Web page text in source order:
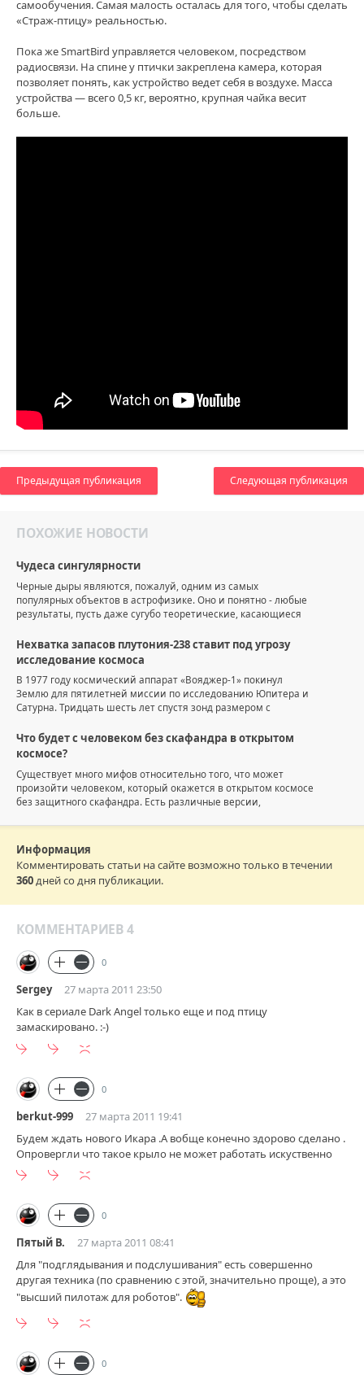
самообучения. Самая малость осталась для того, чтобы сделать
«Страж-птицу» реальностью.
Пока же SmartBird управляется человеком, посредством
радиосвязи. На спине у птички закреплена камера, которая
позволяет понять, как устройство ведет себя в воздухе. Масса
устройства — всего 0,5 кг, вероятно, крупная чайка весит
больше.
Предыдущая публикация Следующая публикация
ПОХОЖИЕ НОВОСТИ
Чудеса сингулярности
Черные дыры являются, пожалуй, одним из самых
популярных объектов в астрофизике. Оно и понятно - любые
результаты, пусть даже сугубо теоретические, касающиеся
Нехватка запасов плутония-238 ставит под угрозу
исследование космоса
В 1977 году космический аппарат «Вояджер-1» покинул
Землю для пятилетней миссии по исследованию Юпитера и
Сатурна. Тридцать шесть лет спустя зонд размером с
Что будет с человеком без скафандра в открытом
космосе?
Существует много мифов относительно того, что может
произойти человеком, который окажется в открытом космосе
без защитного скафандра. Есть различные версии,
Информация
Комментировать статьи на сайте возможно только в течении
360дней со дня публикации.
КОММЕНТАРИЕВ 4
0
Sergey
27 марта 2011 23:50
Как в сериале Dark Angel только еще и под птицу
замаскировано. :-)
0
berkut-999
27 марта 2011 19:41
Будем ждать нового Икара .А вобще конечно здорово сделано .
Опровергли что такое крыло не может работать искуственно
0
Пятый В.
27 марта 2011 08:41
Для "подглядывания и подслушивания" есть совершенно
другая техника (по сравнению с этой, значительно проще), а это
"высший пилотаж для роботов".
0